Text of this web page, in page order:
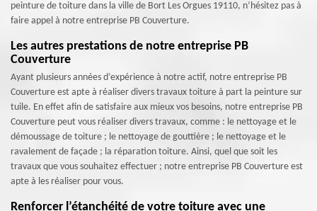
peinture de toiture dans la ville de Bort Les Orgues 19110, n’hésitez pas à
faire appel à notre entreprise PB Couverture.
Les autres prestations de notre entreprise PB
Couverture
Ayant plusieurs années d’expérience à notre actif, notre entreprise PB
Couverture est apte à réaliser divers travaux toiture à part la peinture sur
tuile. En effet afin de satisfaire aux mieux vos besoins, notre entreprise PB
Couverture peut vous réaliser divers travaux, comme : le nettoyage et le
démoussage de toiture ; le nettoyage de gouttière ; le nettoyage et le
ravalement de façade ; la réparation toiture. Ainsi, quel que soit les
travaux que vous souhaitez effectuer ; notre entreprise PB Couverture est
apte à les réaliser pour vous.
Renforcer l’étanchéité de votre toiture avec une